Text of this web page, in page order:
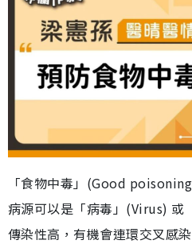
「食物中毒」(Good
病源可以是「病毒」(Virus)
傳染性高，有機會連環交叉感